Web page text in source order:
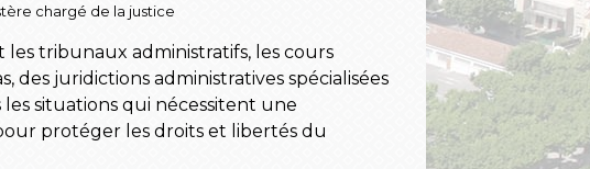
chargé de la justice
tribunaux administratifs, les cours
des juridictions administratives spécialisées
situations qui nécessitent une
protéger les droits et libertés du